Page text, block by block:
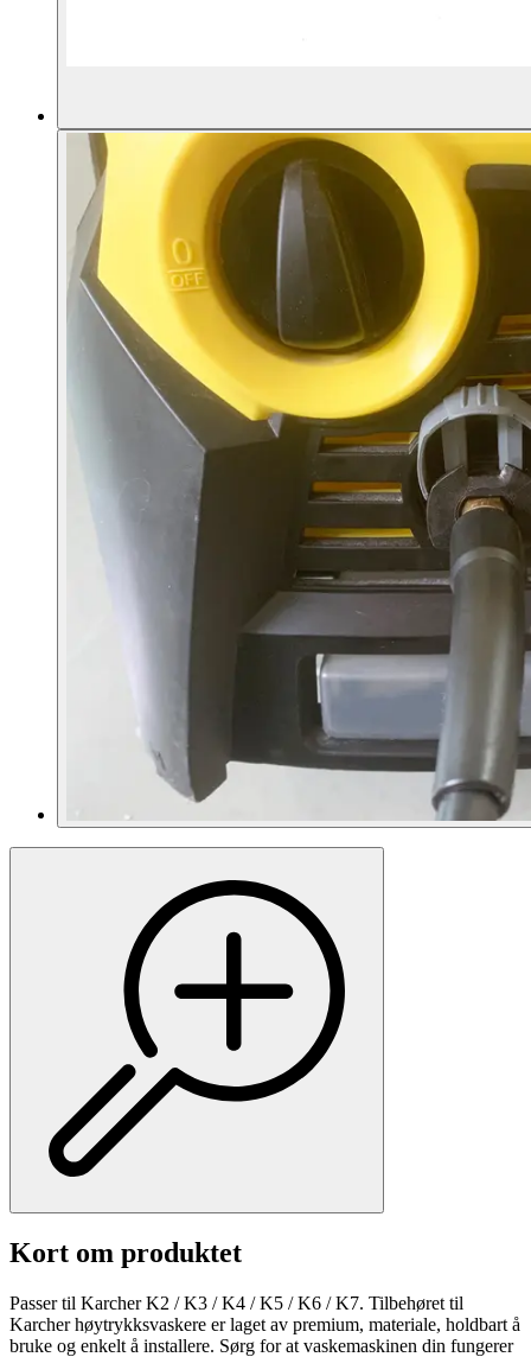
Kort om produktet
Passer til Karcher K2 / K3 / K4 / K5 / K6 / K7. Tilbehøret til
Karcher høytrykksvaskere er laget av premium, materiale, holdbart å
bruke og enkelt å installere. Sørg for at vaskemaskinen din fungerer